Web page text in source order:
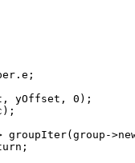
yOffset, 0 ) ;
groupIter(group-
;